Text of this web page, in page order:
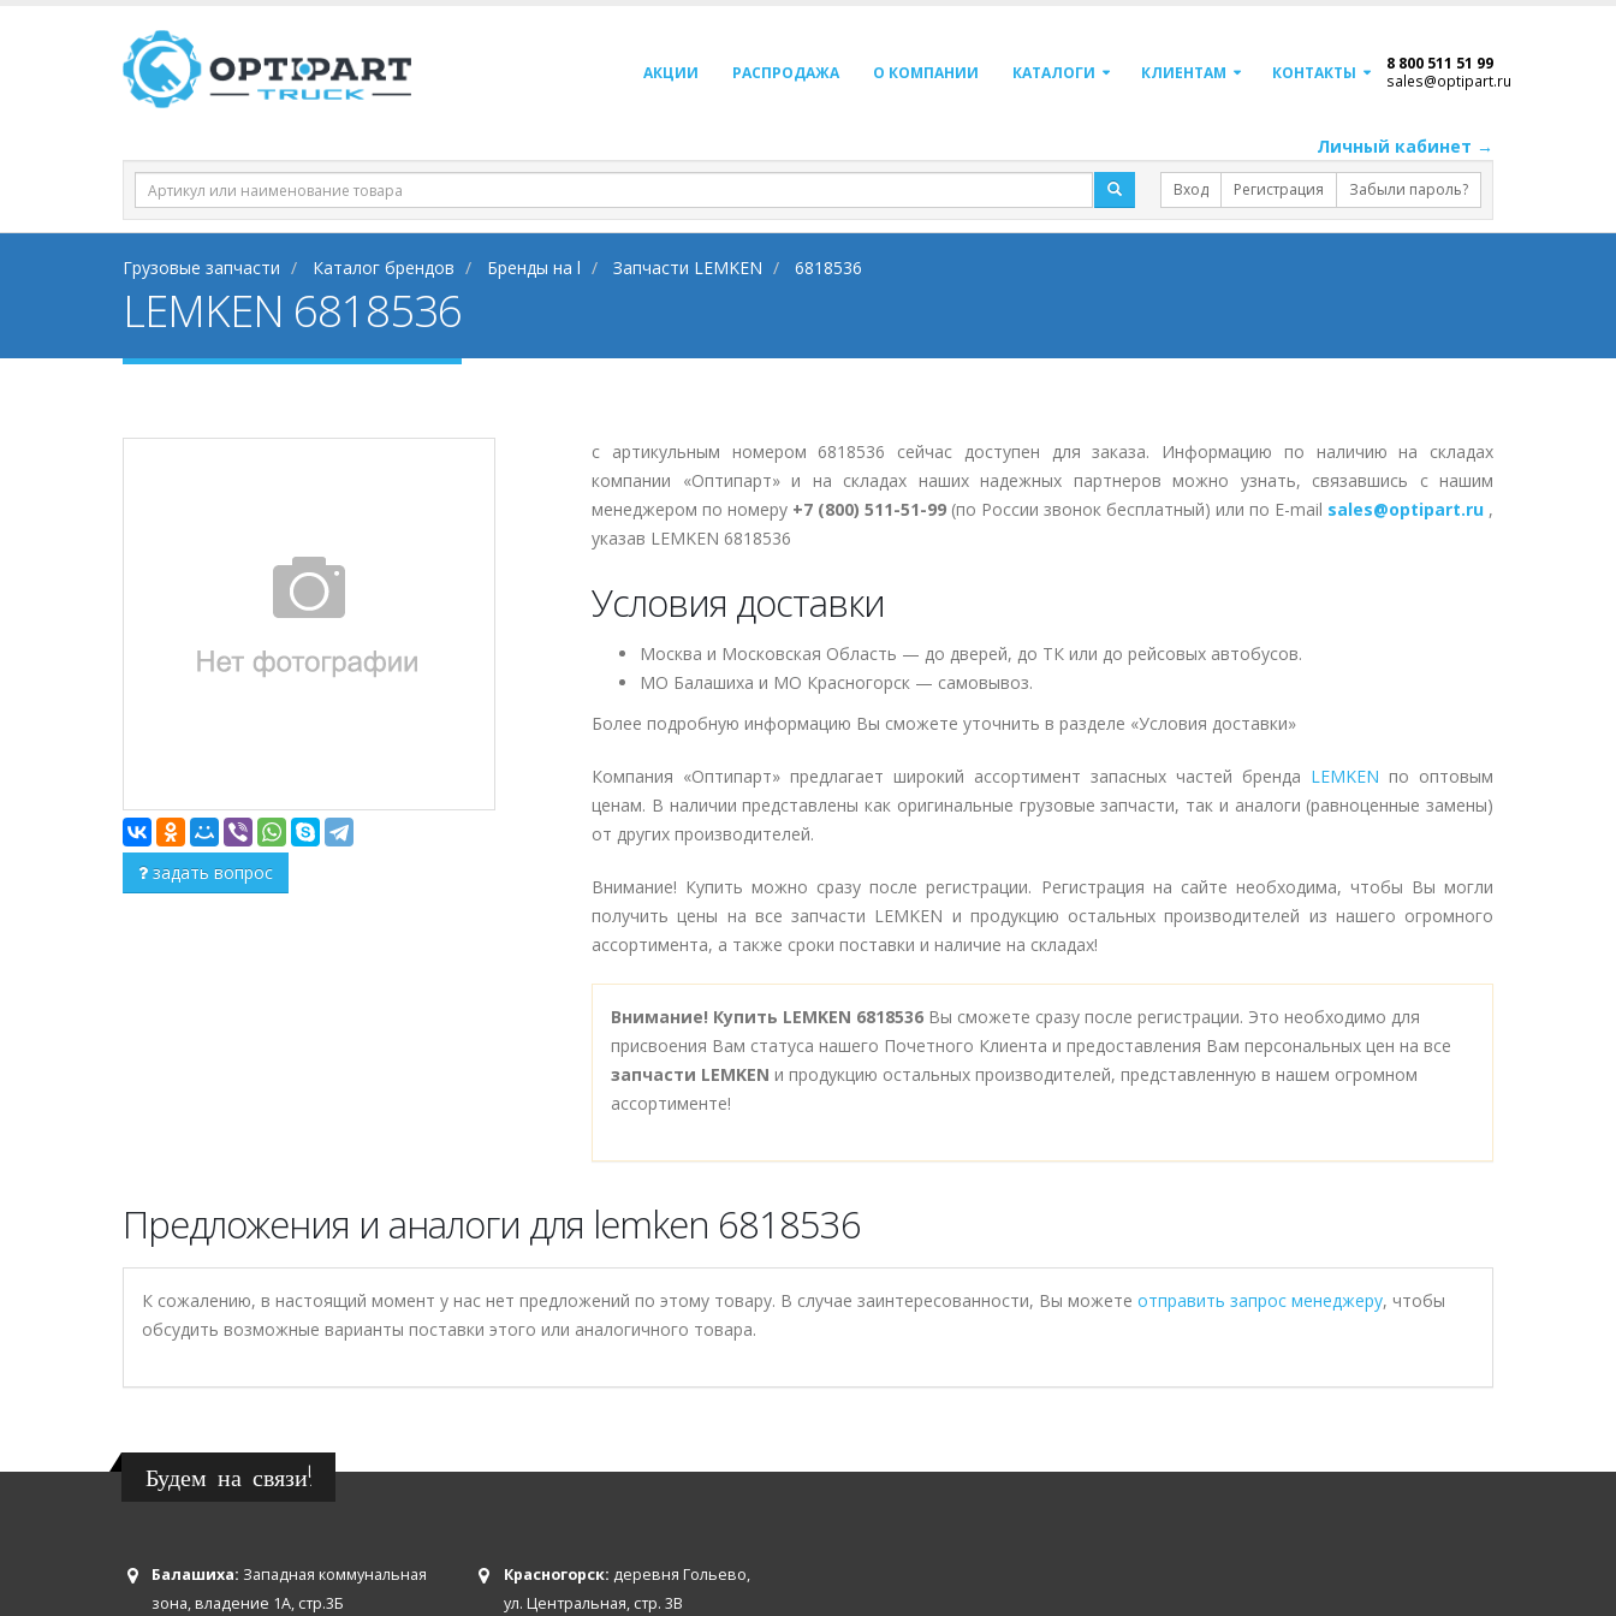
АКЦИИ РАСПРОДАЖА О КОМПАНИИ КАТАЛОГИ КЛИЕНТАМ КОНТАКТЫ 8 800 511 51 99
sales@optipart.ru
Личный кабинет →
Вход Регистрация Забыли пароль?
Грузовые запчасти Каталог брендов Бренды на l Запчасти LEMKEN 6818536
LEMKEN 6818536
задать вопрос
с артикульным номером 6818536 сейчас доступен для заказа. Информацию по наличию на складах
компании «Оптипарт» и на складах наших надежных партнеров можно узнать, связавшись с нашим
менеджером по номеру +7 (800) 511-51-99 (по России звонок бесплатный) или по E-mail sales@optipart.ru ,
указав LEMKEN 6818536
Условия доставки
Москва и Московская Область — до дверей, до ТК или до рейсовых автобусов.
МО Балашиха и МО Красногорск — самовывоз.
Более подробную информацию Вы сможете уточнить в разделе «Условия доставки»
Компания «Оптипарт» предлагает широкий ассортимент запасных частей бренда LEMKEN по оптовым
ценам. В наличии представлены как оригинальные грузовые запчасти, так и аналоги (равноценные замены)
от других производителей.
Внимание! Купить можно сразу после регистрации. Регистрация на сайте необходима, чтобы Вы могли
получить цены на все запчасти LEMKEN и продукцию остальных производителей из нашего огромного
ассортимента, а также сроки поставки и наличие на складах!
Внимание! Купить LEMKEN 6818536 Вы сможете сразу после регистрации. Это необходимо для
присвоения Вам статуса нашего Почетного Клиента и предоставления Вам персональных цен на все
запчасти LEMKEN и продукцию остальных производителей, представленную в нашем огромном
ассортименте!
Предложения и аналоги для lemken 6818536
К сожалению, в настоящий момент у нас нет предложений по этому товару. В случае заинтересованности, Вы можете отправить запрос менеджеру, чтобы
обсудить возможные варианты поставки этого или аналогичного товара.
Будем на связи!
Балашиха: Западная коммунальная
зона, владение 1А, стр.3Б
Красногорск: деревня Гольево,
ул. Центральная, стр. 3В